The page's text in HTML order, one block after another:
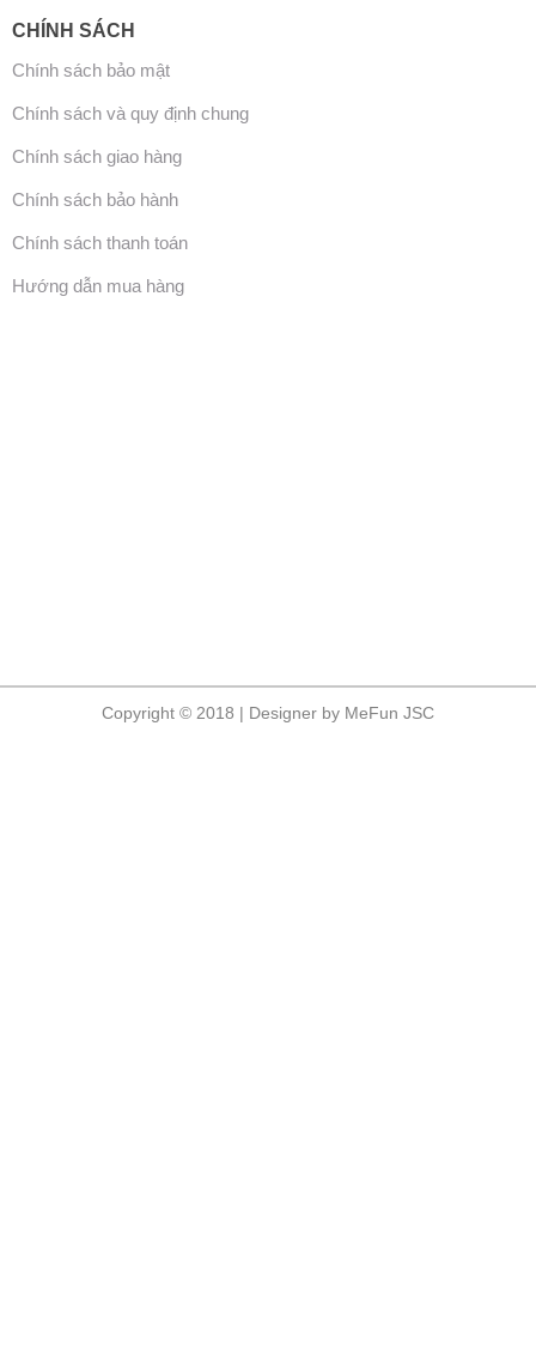
CHÍNH SÁCH
Chính sách bảo mật
Chính sách và quy định chung
Chính sách giao hàng
Chính sách bảo hành
Chính sách thanh toán
Hướng dẫn mua hàng
Copyright © 2018 | Designer by MeFun JSC